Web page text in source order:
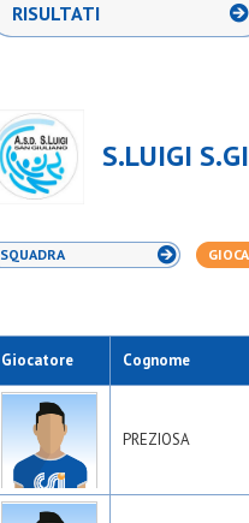
RISULTATI
S.LUIGI
SQUADRA
Giocatore Cognome
PREZIOSA